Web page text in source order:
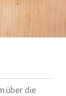
über die